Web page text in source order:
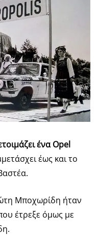
έναOpel
έως και το
Μποχωρίδη ήταν
έτρεξε όμως με